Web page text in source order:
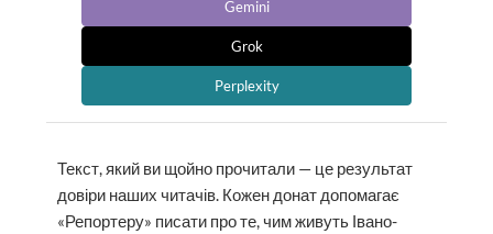
Gemini
Grok
Perplexity
Текст, який ви щойно прочитали — це результат
довіри наших читачів. Кожен донат допомагає
«Репортеру» писати про те, чим живуть Івано-